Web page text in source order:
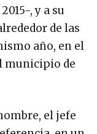
, y a su
de las
año, en el
municipio de
el jefe